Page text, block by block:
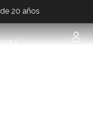
20 años
20 años
20 años
20 años